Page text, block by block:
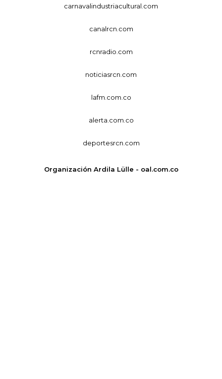
carnavalindustriacultural.com
canalrcn.com
rcnradio.com
noticiasrcn.com
lafm.com.co
alerta.com.co
deportesrcn.com
Organización Ardila Lülle - oal.com.co